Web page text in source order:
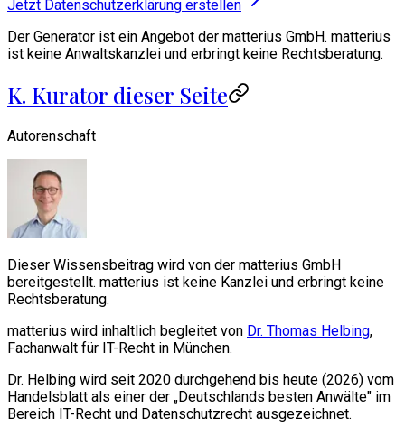
Jetzt Datenschutzerklärung erstellen
Der Generator ist ein Angebot der matterius GmbH. matterius
ist keine Anwaltskanzlei und erbringt keine Rechtsberatung.
K. Kurator dieser Seite
Autorenschaft
Dieser Wissensbeitrag wird von der matterius GmbH
bereitgestellt. matterius ist keine Kanzlei und erbringt keine
Rechtsberatung.
matterius wird inhaltlich begleitet von Dr. Thomas Helbing,
Fachanwalt für IT-Recht in München.
Dr. Helbing wird seit 2020 durchgehend bis heute (2026) vom
Handelsblatt als einer der „Deutschlands besten Anwälte" im
Bereich IT-Recht und Datenschutzrecht ausgezeichnet.